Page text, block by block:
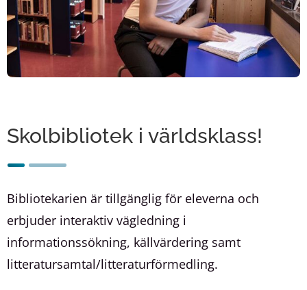
Skolbibliotek i världsklass!
Bibliotekarien är tillgänglig för eleverna och
erbjuder interaktiv vägledning i
informationssökning, källvärdering samt
litteratursamtal/litteraturförmedling.